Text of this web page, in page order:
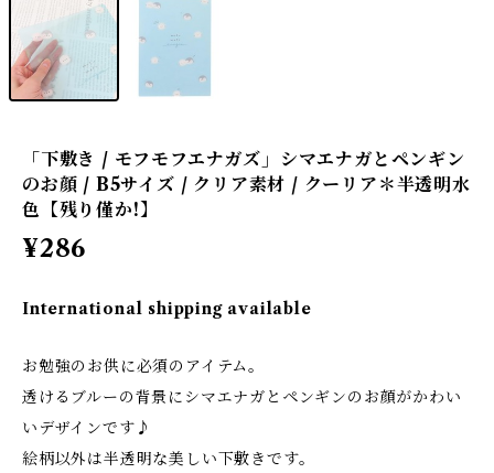
「下敷き / モフモフエナガズ」シマエナガとペンギン
のお顔 / B5サイズ / クリア素材 / クーリア＊半透明水
色【残り僅か!】
¥286
International shipping available
お勉強のお供に必須のアイテム。
透けるブルーの背景にシマエナガとペンギンのお顔がかわい
いデザインです♪
絵柄以外は半透明な美しい下敷きです。